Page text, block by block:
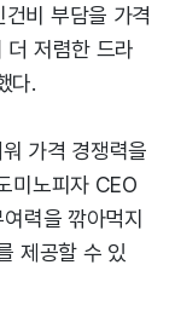
비 부담을 가격
더 저렴한 드라
다.
가격 경쟁력을
미노피자 CEO
력을 깎아먹지
제공할 수 있